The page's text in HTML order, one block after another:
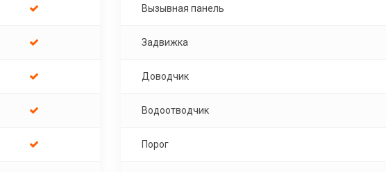
Вызывная панель
Задвижка
Доводчик
Водоотводчик
Порог